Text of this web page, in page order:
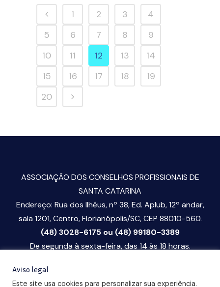
1 2 3
4
5
6 7 8
9
10
11 12 13
14
15
16 17 18
19
20
ASSOCIAÇÃO DOS CONSELHOS PROFISSIONAIS DE
SANTA CATARINA
Endereço: Rua dos Ilhéus, nº 38, Ed. Aplub, 12º andar,
sala 1201, Centro, Florianópolis/SC, CEP 88010-560.
(48) 3028-6175 ou (48) 99180-3389
De segunda à sexta-feira, das 14 às 18 horas.
Aviso legal
Este site usa cookies para personalizar sua experiência.